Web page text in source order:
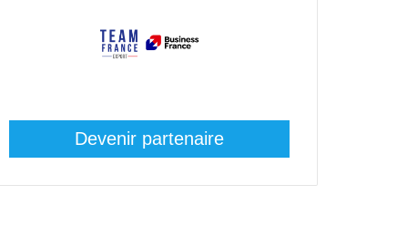
Devenir partenaire